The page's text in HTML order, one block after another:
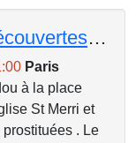
Charme et découvertes des petites rues du Marais .
Paris
à la place
St Merri et
. Le